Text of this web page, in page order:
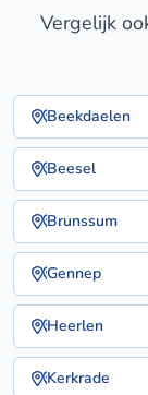
Vergelijk
Beekdaelen
Beesel
Brunssum
Gennep
Heerlen
Kerkrade